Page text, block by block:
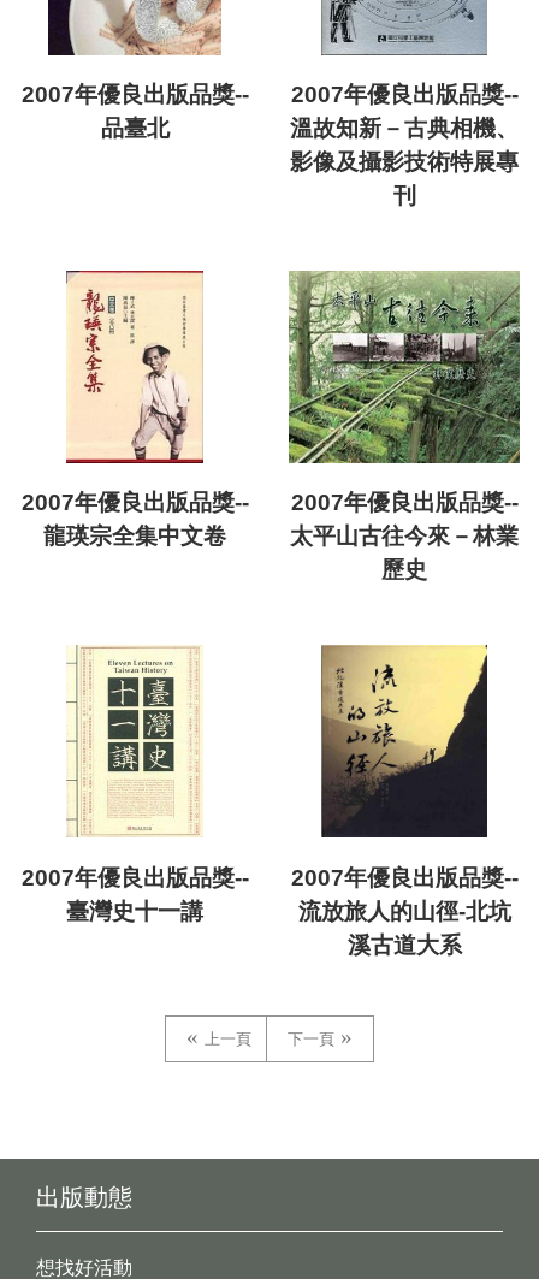
2007年優良出版品獎--
品臺北
2007年優良出版品獎--
溫故知新－古典相機、
影像及攝影技術特展專
刊
2007年優良出版品獎--
龍瑛宗全集中文卷
2007年優良出版品獎--
太平山古往今來－林業
歷史
2007年優良出版品獎--
臺灣史十一講
2007年優良出版品獎--
流放旅人的山徑-北坑
溪古道大系
上一頁 下一頁
出版動態
想找好活動